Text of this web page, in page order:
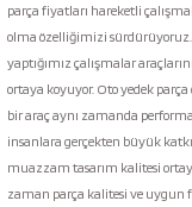
parça fiyatları hareketli
olma özelliğimizi sürdürüyoruz.
yaptığımız çalışmalar
ortaya koyuyor. Oto yedek
bir araç aynı zamanda
insanlara gerçekten büyük
muazzam tasarım kalitesi
zaman parça kalitesi ve uygun